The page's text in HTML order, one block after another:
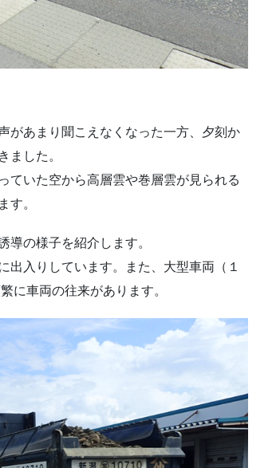
があまり聞こえなくなった一方、夕刻か
ました。
ていた空から高層雲や巻層雲が見られる
す。
導の様子を紹介します。
出入りしています。また、大型車両（１
に車両の往来があります。